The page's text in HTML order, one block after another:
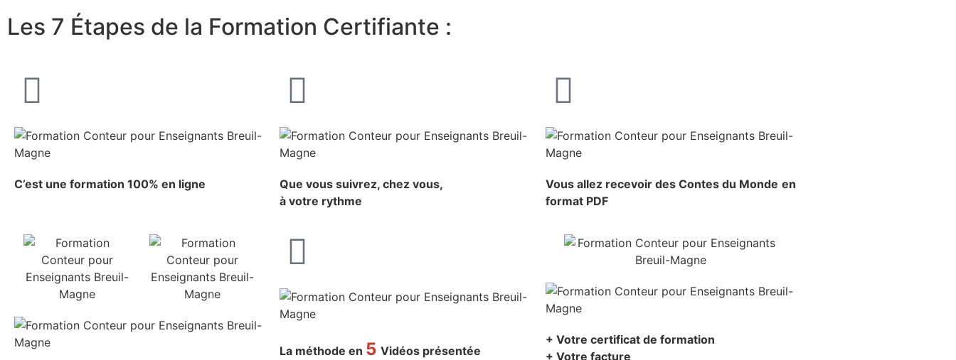
Les 7 Étapes de la Formation Certifiante :
C’est une formation 100% en ligne
Que vous suivrez, chez vous,
à votre rythme
Vous allez recevoir des Contes du Monde en
format PDF
La méthode en 5Vidéos présentée
+ Votre certificat de formation
+ Votre facture